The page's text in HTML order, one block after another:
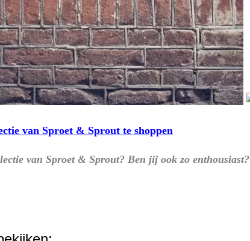
van Sproet & Sprout te shoppen
van Sproet & Sprout? Ben jij ook zo enthousiast?